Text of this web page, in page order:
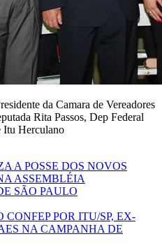
da Camara de Vereadores
Rita Passos, Dep Federal
Itu Herculano
A POSSE DOS NOVOS
ASSEMBLÉIA
SÃO PAULO
POR ITU/SP, EX-
NA CAMPANHA DE